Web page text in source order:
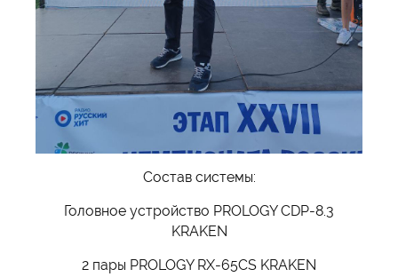
Состав системы:
Головное устройство PROLOGY CDP-8.3
KRAKEN
2 пары PROLOGY RX-65CS KRAKEN